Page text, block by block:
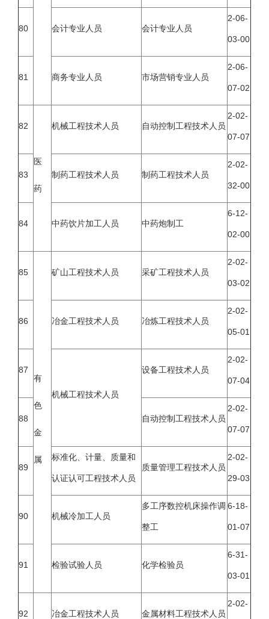
80 会计专业人员 会计专业人员
2-06-
03-00
81 商务专业人员 市场营销专业人员
2-06-
07-02
82
医
药
机械工程技术人员 自动控制工程技术人员
2-02-
07-07
83 制药工程技术人员 制药工程技术人员
2-02-
32-00
84 中药饮片加工人员 中药炮制工
6-12-
02-00
85
有
色
金
属
矿山工程技术人员 采矿工程技术人员
2-02-
03-02
86 冶金工程技术人员 冶炼工程技术人员
2-02-
05-01
87
机械工程技术人员
设备工程技术人员
2-02-
07-04
88 自动控制工程技术人员
2-02-
07-07
89
标准化、计量、质量和
认证认可工程技术人员
质量管理工程技术人员
2-02-
29-03
90 机械冷加工人员
多工序数控机床操作调
整工
6-18-
01-07
91 检验试验人员 化学检验员
6-31-
03-01
92 冶金工程技术人员 金属材料工程技术人员
2-02-